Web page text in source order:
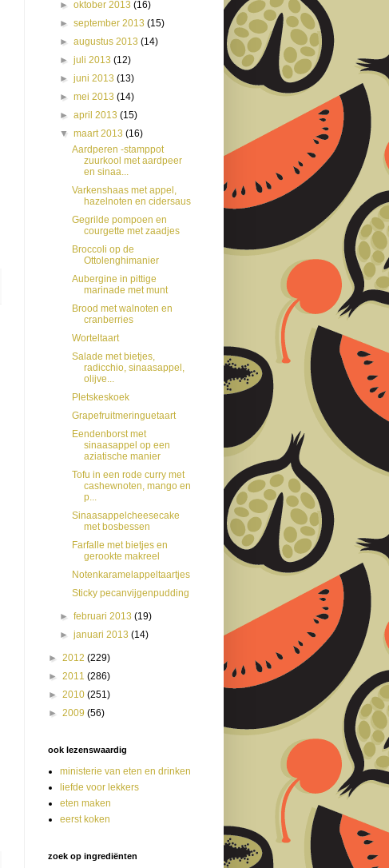
►oktober 2013(16)
►september 2013(15)
►augustus 2013(14)
►juli 2013(12)
►juni 2013(13)
►mei 2013(14)
►april 2013(15)
▼maart 2013(16)
Aardperen -stamppot
zuurkool met aardpeer
en sinaa...
Varkenshaas met appel,
hazelnoten en cidersaus
Gegrilde pompoen en
courgette met zaadjes
Broccoli op de
Ottolenghimanier
Aubergine in pittige
marinade met munt
Brood met walnoten en
cranberries
Worteltaart
Salade met bietjes,
radicchio, sinaasappel,
olijve...
Pletskeskoek
Grapefruitmeringuetaart
Eendenborst met
sinaasappel op een
aziatische manier
Tofu in een rode curry met
cashewnoten, mango en
p...
Sinaasappelcheesecake
met bosbessen
Farfalle met bietjes en
gerookte makreel
Notenkaramelappeltaartjes
Sticky pecanvijgenpudding
►februari 2013(19)
►januari 2013(14)
► 2012 (229)
► 2011 (286)
► 2010 (251)
► 2009 (56)
ook lezenswaardig
ministerie van eten en drinken
liefde voor lekkers
eten maken
eerst koken
zoek op ingrediënten